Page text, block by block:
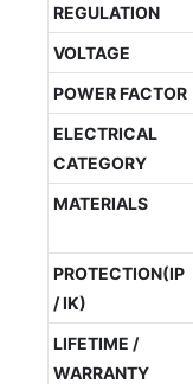
REGULATION
VOLTAGE
POWER FACTOR
ELECTRICAL
CATEGORY
MATERIALS
PROTECTION(IP
/ IK)
LIFETIME /
WARRANTY